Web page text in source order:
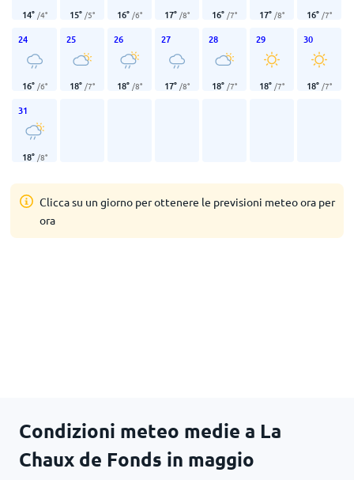
14° /4° 15° /5° 16° /6° 17° /8° 16° /7° 17° /8° 16° /7°
24
16° /6°
25
18° /7°
26
18° /8°
27
17° /8°
28
18° /7°
29
18° /7°
30
18° /7°
31
18° /8°
Clicca su un giorno per ottenere le previsioni meteo ora per
ora
Condizioni meteo medie a La
Chaux de Fonds in maggio